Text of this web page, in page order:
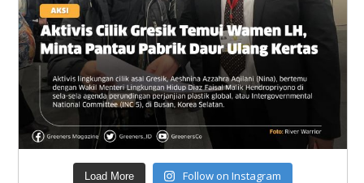
Load More Follow on Instagram